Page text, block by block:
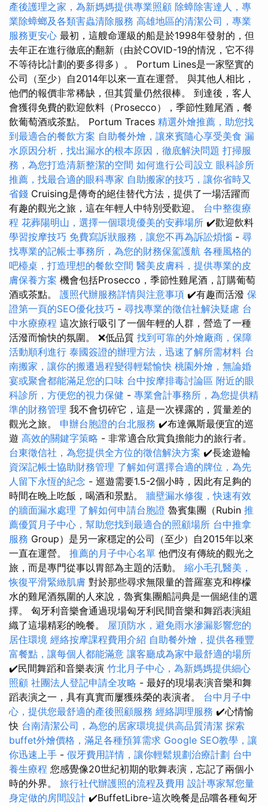
產後護理之家，為新媽媽提供專業照顧 除蟑除害達人，專
業除蟑螂及各類害蟲清除服務 高雄地區的清潔公司，專業
服務更安心 最初，這艘命運級的船是於1998年發射的，但
去年正在進行徹底的翻新（由於COVID-19的情況，它不得
不等待比計劃的要多得多）。 Portum Lines是一家堅實的
公司（至少）自2014年以來一直在運營。 與其他人相比，
他們的報價非常稀缺，但其質量仍然很棒。 到達後，客人
會獲得免費的歡迎飲料（Prosecco），季節性雞尾酒，餐
飲葡萄酒或茶點。 Portum Traces 精選外燴推薦，助您找
到最適合的餐飲方案 自助餐外燴，讓來賓隨心享受美食 漏
水原因分析，找出漏水的根本原因，徹底解決問題 打掃服
務，為您打造清新整潔的空間 如何進行公司設立 眼科診所
推薦，找最合適的眼科專家 自助搬家的技巧，讓你省時又
省錢 Cruising是傳奇的絕佳替代方法，提供了一場活躍而
有趣的觀光之旅，這在年輕人中特別受歡迎。 台中整復療
程 花葬陽明山，選擇一個環境優美的安葬場所 ✔️歡迎飲料
學習按摩技巧 免費寫訴狀服務，讓您不再為訴訟煩惱 - 尋
找專業的記帳士事務所，為您的財務保駕護航 各種風格的
吧檯桌，打造理想的餐飲空間 醫美皮膚科，提供專業的皮
膚保養方案 機會包括Prosecco，季節性雞尾酒，訂購葡萄
酒或茶點。 護照代辦服務詳情與注意事項 ✔️有趣而活潑 保
證第一頁的SEO優化技巧 - 尋找專業的徵信社解決疑慮 台
中水療療程 這次旅行吸引了一個年輕的人群，營造了一種
活潑而愉快的氛圍。 ❌低品質 找到可靠的外燴廠商，保障
活動順利進行 泰國簽證的辦理方法，迅速了解所需材料 台
南搬家，讓你的搬遷過程變得輕鬆愉快 桃園外燴，無論婚
宴或聚會都能滿足您的口味 台中按摩排毒討論區 附近的眼
科診所，方便您的視力保健 - 專業會計事務所，為您提供精
準的財務管理 我不會切碎它，這是一次裸露的，質量差的
觀光之旅。 申辦台胞證的台北服務 ✔️布達佩斯最便宜的巡
遊 高效的關鍵字策略 - 非常適合欣賞負擔能力的旅行者。
台東徵信社，為您提供全方位的徵信解決方案 ✔️長途遊輪
資深記帳士協助財務管理 了解如何選擇合適的牌位，為先
人留下永恆的紀念 - 巡遊需要1.5-2個小時，因此有足夠的
時間在晚上吃飯，喝酒和景點。 牆壁漏水修復，快速有效
的牆面漏水處理 了解如何申請台胞證 魯賓集團（Rubin 推
薦優質月子中心，幫助您找到最適合的照顧場所 台中推拿
服務 Group）是另一家穩定的公司（至少）自2015年以來
一直在運營。 推薦的月子中心名單 他們沒有傳統的觀光之
旅，而是專門從事以胃部為主題的活動。 縮小毛孔醫美，
恢復平滑緊緻肌膚 對於那些尋求無限量的普羅塞克和檸檬
水的雞尾酒氛圍的人來說，魯賓集團船詞典是一個絕佳的選
擇。 匈牙利音樂會通過現場匈牙利民間音樂和舞蹈表演組
織了這場精彩的晚餐。 屋頂防水，避免雨水滲漏影響您的
居住環境 經絡按摩課程費用介紹 自助餐外燴，提供各種豐
富餐點，讓每個人都能滿意 讓客廳成為家中最舒適的場所
✔️民間舞蹈和音樂表演 竹北月子中心，為新媽媽提供細心
照顧 社團法人登記申請全攻略 - 最好的現場表演音樂和舞
蹈表演之一，具有真實而屢獲殊榮的表演者。 台中月子中
心，提供您最舒適的產後照顧服務 經絡調理服務 ✔️心情愉
快 台南清潔公司，為您的居家環境提供高品質清潔 探索
buffet外燴價格，滿足各種預算需求 Google SEO教學，讓
你迅速上手 - 假牙費用詳情，讓你輕鬆規劃治療計劃 台中
養生療程 您感覺像20世紀初期的歌舞表演，忘記了兩個小
時的外界。 旅行社代辦護照的流程及費用 設計專家幫您量
身定做的房間設計 ✔️BuffetLibre-這次晚餐是品嚐各種匈牙